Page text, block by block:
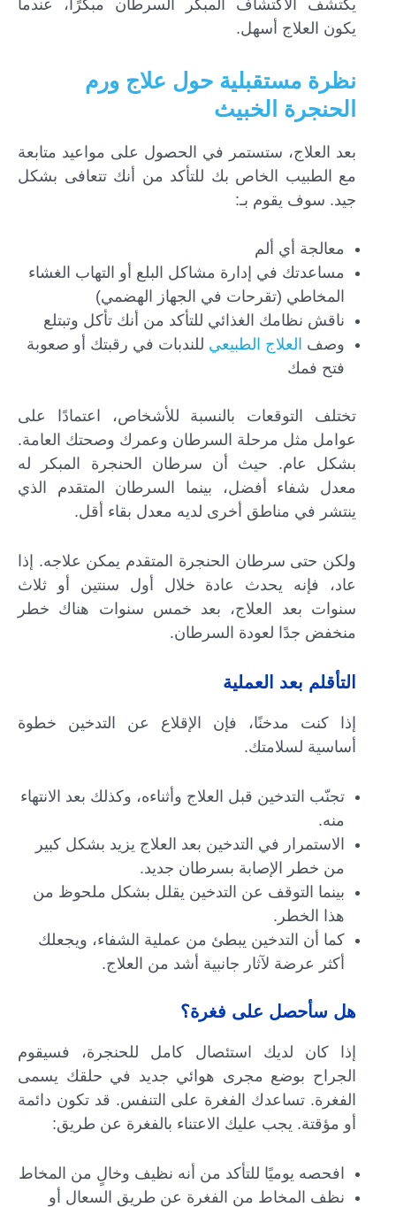
يكتشف الاكتشاف المبكر السرطان مبكرًا، عندما
يكون العلاج أسهل.
نظرة مستقبلية حول علاج ورم
الحنجرة الخبيث
بعد العلاج، ستستمر في الحصول على مواعيد متابعة
مع الطبيب الخاص بك للتأكد من أنك تتعافى بشكل
جيد. سوف يقوم بـ:
معالجة أي ألم
مساعدتك في إدارة مشاكل البلع أو التهاب الغشاء
المخاطي (تقرحات في الجهاز الهضمي)
ناقش نظامك الغذائي للتأكد من أنك تأكل وتبتلع
وصف العلاج الطبيعي للندبات في رقبتك أو صعوبة
فتح فمك
تختلف التوقعات بالنسبة للأشخاص، اعتمادًا على
عوامل مثل مرحلة السرطان وعمرك وصحتك العامة.
بشكل عام. حيث أن سرطان الحنجرة المبكر له
معدل شفاء أفضل، بينما السرطان المتقدم الذي
ينتشر في مناطق أخرى لديه معدل بقاء أقل.
ولكن حتى سرطان الحنجرة المتقدم يمكن علاجه. إذا
عاد، فإنه يحدث عادة خلال أول سنتين أو ثلاث
سنوات بعد العلاج، بعد خمس سنوات هناك خطر
منخفض جدًا لعودة السرطان.
التأقلم بعد العملية
إذا كنت مدخنًا، فإن الإقلاع عن التدخين خطوة
أساسية لسلامتك.
تجنّب التدخين قبل العلاج وأثناءه، وكذلك بعد الانتهاء
منه.
الاستمرار في التدخين بعد العلاج يزيد بشكل كبير
من خطر الإصابة بسرطان جديد.
بينما التوقف عن التدخين يقلل بشكل ملحوظ من
هذا الخطر.
كما أن التدخين يبطئ من عملية الشفاء، ويجعلك
أكثر عرضة لآثار جانبية أشد من العلاج.
هل سأحصل على فغرة؟
إذا كان لديك استئصال كامل للحنجرة، فسيقوم
الجراح بوضع مجرى هوائي جديد في حلقك يسمى
الفغرة. تساعدك الفغرة على التنفس. قد تكون دائمة
أو مؤقتة. يجب عليك الاعتناء بالفغرة عن طريق:
افحصه يوميًا للتأكد من أنه نظيف وخالٍ من المخاط
نظف المخاط من الفغرة عن طريق السعال أو